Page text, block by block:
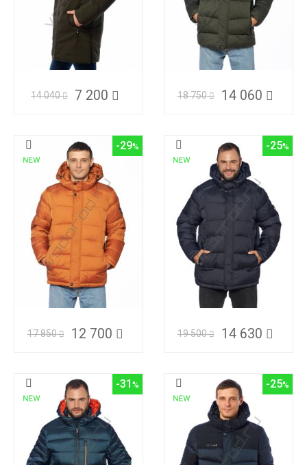
14 040 7 200 18 750 14 060
-29
17 850 12 700
-25
19 500 14 630
-31 -25